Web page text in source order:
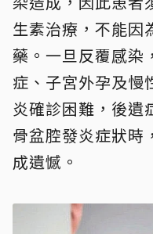
生素治療，不能因
藥。一旦反覆感染
症、子宮外孕及慢
炎確診困難，後遺
骨盆腔發炎症狀時
成遺憾。